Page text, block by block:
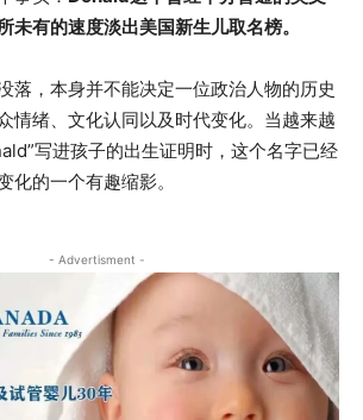
未有的速度淡出美国新生儿取名榜。
落，本身并不能决定一位政治人物的历史
情绪、文化认同以及时代变化。当越来越
写进孩子的出生证明时，这个名字已经
化的一个有趣缩影。
- Advertisment -